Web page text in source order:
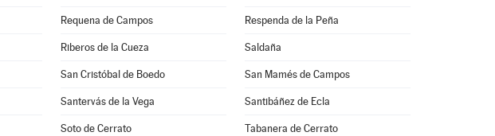
Requena de Campos Respenda de la Peña
Riberos de la Cueza Saldaña
San Cristóbal de Boedo San Mamés de Campos
Santervás de la Vega Santibáñez de Ecla
Soto de Cerrato Tabanera de Cerrato